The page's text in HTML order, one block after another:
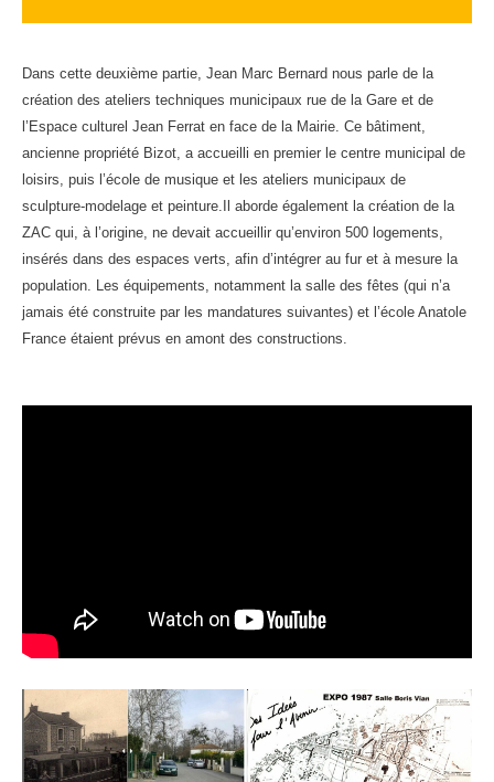
Dans cette deuxième partie, Jean Marc Bernard nous parle de la
création des ateliers techniques municipaux rue de la Gare et de
l’Espace culturel Jean Ferrat en face de la Mairie. Ce bâtiment,
ancienne propriété Bizot, a accueilli en premier le centre municipal de
loisirs, puis l’école de musique et les ateliers municipaux de
sculpture-modelage et peinture.Il aborde également la création de la
ZAC qui, à l’origine, ne devait accueillir qu’environ 500 logements,
insérés dans des espaces verts, afin d’intégrer au fur et à mesure la
population. Les équipements, notamment la salle des fêtes (qui n’a
jamais été construite par les mandatures suivantes) et l’école Anatole
France étaient prévus en amont des constructions.